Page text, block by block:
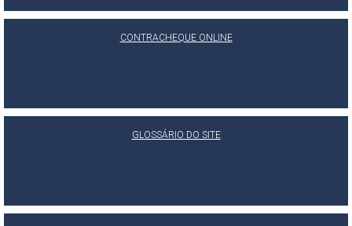
CONTRACHEQUE ONLINE
GLOSSÁRIO DO SITE